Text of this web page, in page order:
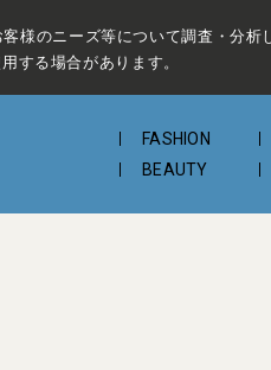
様のニーズ等について調査・分析
する場合があります。
FASHION
BEAUTY